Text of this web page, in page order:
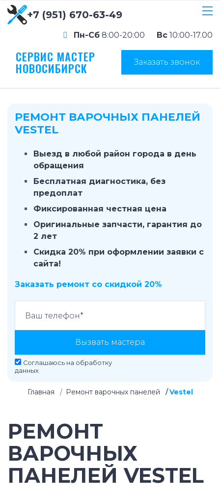
+7 (951) 670-63-49
Пн-Сб 8:00-20:00 Вс 10:00-17.00
СЕРВИС МАСТЕР
НОВОСИБИРСК Заказать звонок
РЕМОНТ ВАРОЧНЫХ ПАНЕЛЕЙ
VESTEL
Выезд в любой район города в день
обращения
Бесплатная диагностика, без
предоплат
Фиксированная честная цена
Оригинальные запчасти, гарантия до
2 лет
Скидка 20% при оформлении заявки с
сайта!
Заказать ремонт со скидкой 20%
Вызвать мастера
Соглашаюсь на обработку
данных
Главная Ремонт варочных панелей Vestel
РЕМОНТ
ВАРОЧНЫХ
ПАНЕЛЕЙ VESTEL